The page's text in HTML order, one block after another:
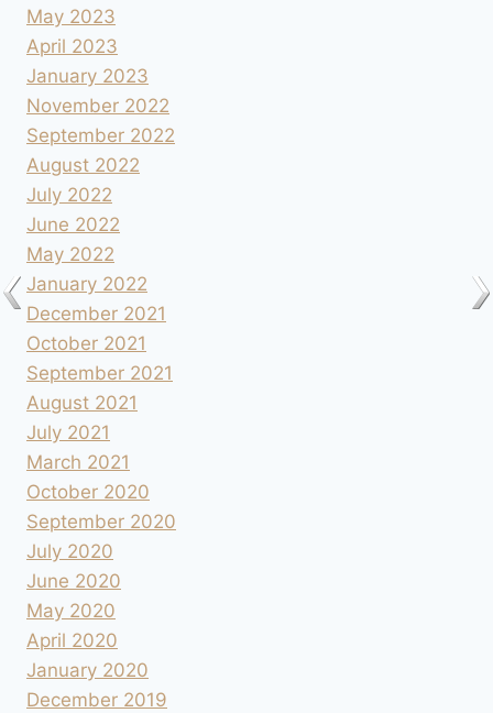
May 2023
April 2023
January 2023
November 2022
September 2022
August 2022
July 2022
June 2022
May 2022
January 2022
December 2021
October 2021
September 2021
August 2021
July 2021
March 2021
October 2020
September 2020
July 2020
June 2020
May 2020
April 2020
January 2020
December 2019